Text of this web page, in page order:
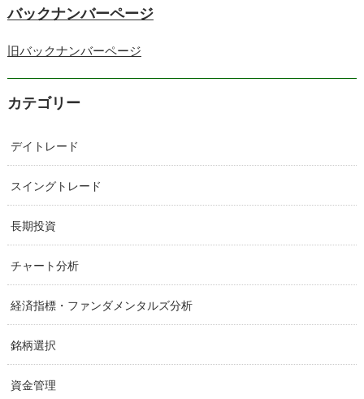
バックナンバーページ
旧バックナンバーページ
カテゴリー
デイトレード
スイングトレード
長期投資
チャート分析
経済指標・ファンダメンタルズ分析
銘柄選択
資金管理